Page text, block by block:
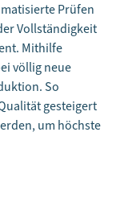
Prüfen
Vollständigkeit
Mithilfe
völlig neue
So
gesteigert
um höchste